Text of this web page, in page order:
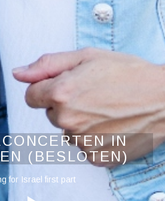
IN
(BESLOTEN)
for Israel first part